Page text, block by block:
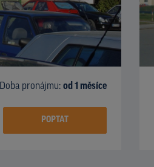
Doba pronájmu: od 1 měsíce
POPTAT